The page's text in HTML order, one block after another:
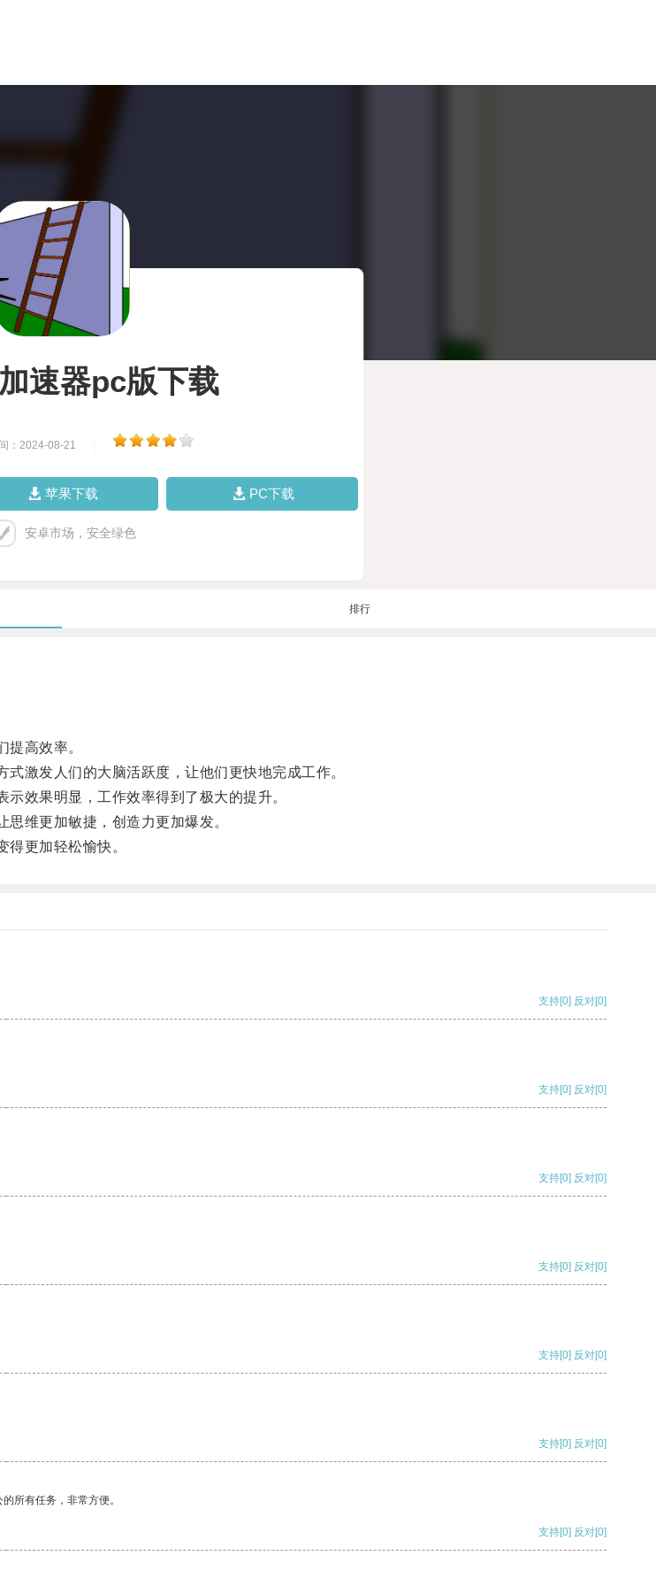
速器pc版下载
：2024-08-21
苹果下载 PC下载
安卓市场，安全绿色
排行
高效率。
激发人们的大脑活跃度，让他们更快地完成工作。
效果明显，工作效率得到了极大的提升。
维更加敏捷，创造力更加爆发。
更加轻松愉快。
支持[0] 反对[0]
支持[0] 反对[0]
支持[0] 反对[0]
支持[0] 反对[0]
支持[0] 反对[0]
支持[0] 反对[0]
所有任务，非常方便。
支持[0] 反对[0]